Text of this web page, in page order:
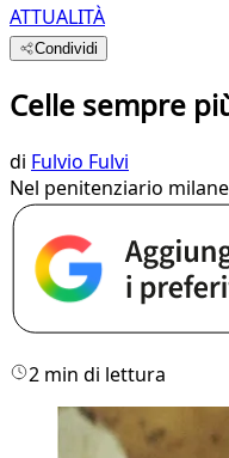
ATTUALITÀ
Condividi
Celle sempre
di Fulvio Fulvi
Nel penitenziario
2 min di lettura